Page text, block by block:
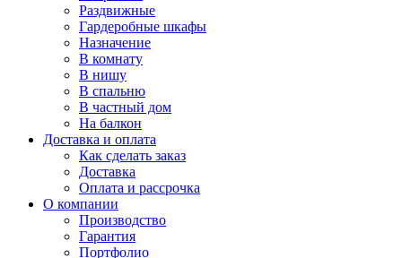
Раздвижные
Гардеробные шкафы
Назначение
В комнату
В нишу
В спальню
В частный дом
На балкон
Доставка и оплата
Как сделать заказ
Доставка
Оплата и рассрочка
О компании
Производство
Гарантия
Портфолио